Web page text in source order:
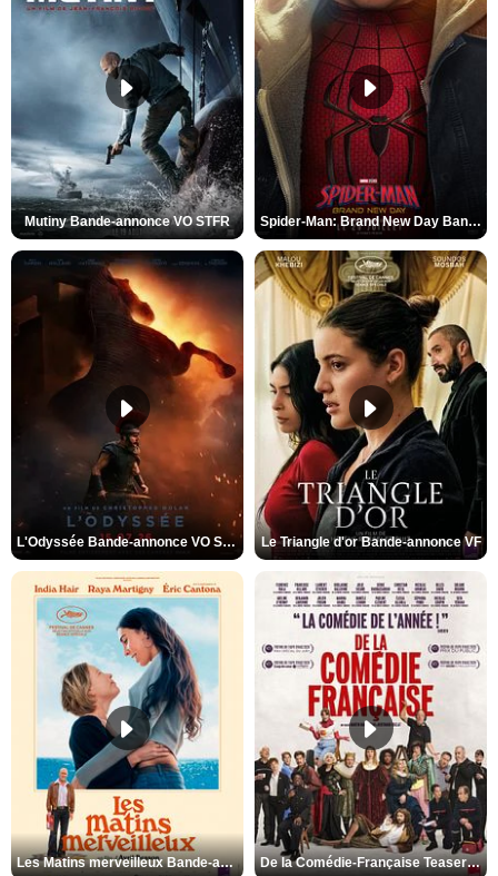
Mutiny Bande-annonce VO STFR Spider-Man: Brand New Day Bande-annonce VO STFR
L'Odyssée Bande-annonce VO STFR Le Triangle d'or Bande-annonce VF
Les Matins merveilleux Bande-annonce VF De la Comédie-Française Teaser VF